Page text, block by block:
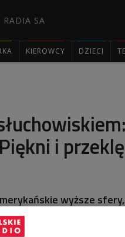
RADIA SA
KIEROWCY DZIECI
i
wyższe